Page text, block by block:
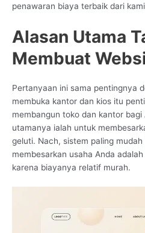
penawaran biaya terbaik dari
Alasan Utama
Membuat
Pertanyaan ini sama pentingnya
membuka kantor dan kios itu
membangun toko dan kantor bagi
utamanya ialah untuk
geluti. Nach, sistem paling
membesarkan usaha Anda
karena biayanya relatif murah.